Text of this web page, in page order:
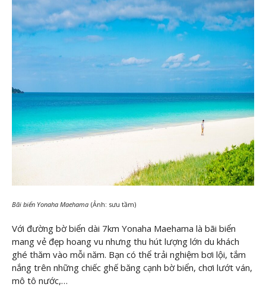
Bãi biển Yonaha Maehama (Ảnh: sưu tầm)
Với đường bờ biển dài 7km Yonaha Maehama là bãi biển
mang vẻ đẹp hoang vu nhưng thu hút lượng lớn du khách
ghé thăm vào mỗi năm. Bạn có thể trải nghiệm bơi lội, tắm
nắng trên những chiếc ghế băng cạnh bờ biển, chơi lướt ván,
mô tô nước,…